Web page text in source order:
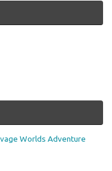
Worlds Adventure